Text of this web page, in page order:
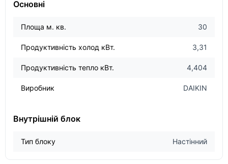
Основні
Площа м. кв. 30
Продуктивність холод кВт. 3,31
Продуктивність тепло кВт. 4,404
Виробник DAIKIN
Внутрішній блок
Тип блоку Настінний